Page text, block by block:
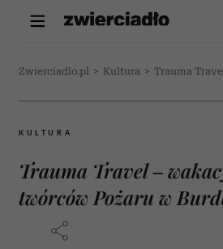
Zwierciadlo.pl > Kultura > Trauma
KULTURA
Trauma Travel –
twórców Pożaru w